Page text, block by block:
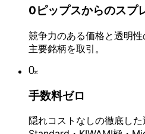
0ピップスからのスプ
競争力のある価格と透明性
主要銘柄を取引。
手数料ゼロ
隠れコストなしの徹底した